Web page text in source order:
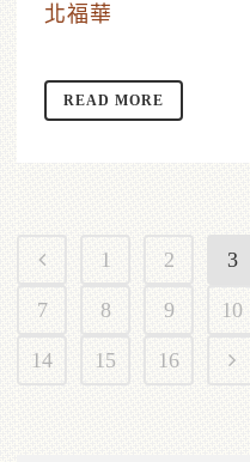
北福華
READ MORE
1 2 3
7 8 9 10
14 15 16